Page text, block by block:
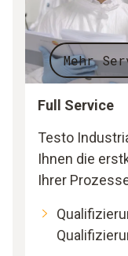
Mehr
Full Service
Testo
Ihnen die
Ihrer